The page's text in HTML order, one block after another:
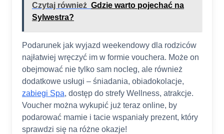
Czytaj również Gdzie warto pojechać na
Sylwestra?
Podarunek jak wyjazd weekendowy dla rodziców
najłatwiej wręczyć im w formie vouchera. Może on
obejmować nie tylko sam nocleg, ale również
dodatkowe usługi – śniadania, obiadokolacje,
zabiegi Spa, dostęp do strefy Wellness, atrakcje.
Voucher można wykupić już teraz online, by
podarować mamie i tacie wspaniały prezent, który
sprawdzi się na różne okazje!